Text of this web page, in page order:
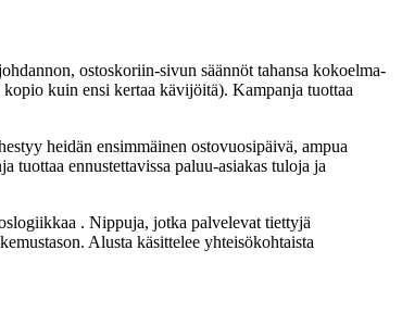
ostoskoriin-sivun säännöt tahansa kokoelma-
kuin ensi kertaa kävijöitä). Kampanja tuottaa
heidän ensimmäinen ostovuosipäivä, ampua
tuottaa ennustettavissa paluu-asiakas tuloja ja
. Nippuja, jotka palvelevat tiettyjä
Alusta käsittelee yhteisökohtaista